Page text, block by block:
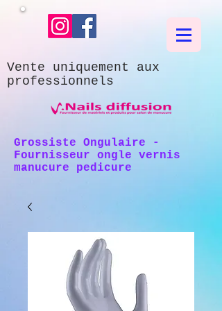
Vente uniquement aux
professionnels
Grossiste Ongulaire -
Fournisseur ongle vernis
manucure pedicure